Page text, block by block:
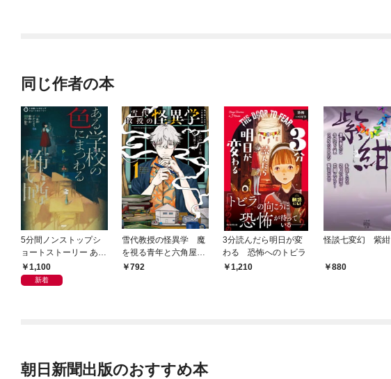
同じ作者の本
5分間ノンストップシ
ョートストーリー ある
学校の色にまつわる怖
い噂
1,100
新着
雪代教授の怪異学 魔
を視る青年と六角屋敷
の謎 １巻
792
3分読んだら明日が変
わる 恐怖へのトビラ
1,210
怪談七変幻 紫紺
880
朝日新聞出版のおすすめ本